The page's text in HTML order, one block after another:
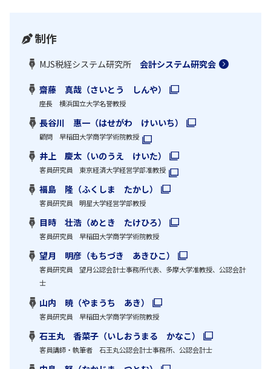
制作
MJS税経システム研究所 会計システム研究会
齋藤 真哉（さいとう しんや）
座長 横浜国立大学名誉教授
長谷川 惠一（はせがわ けいいち）
顧問 早稲田大学商学学術院教授
井上 慶太（いのうえ けいた）
客員研究員 東京経済大学経営学部准教授
福島 隆（ふくしま たかし）
客員研究員 明星大学経営学部教授
目時 壮浩（めとき たけひろ）
客員研究員 早稲田大学商学学術院教授
望月 明彦（もちづき あきひこ）
客員研究員 望月公認会計士事務所代表、多摩大学准教授、公認会計
士
山内 暁（やまうち あき）
客員研究員 早稲田大学商学学術院教授
石王丸 香菜子（いしおうまる かなこ）
客員講師・執筆者 石王丸公認会計士事務所、公認会計士